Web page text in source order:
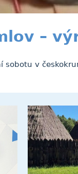
–
sobotu v